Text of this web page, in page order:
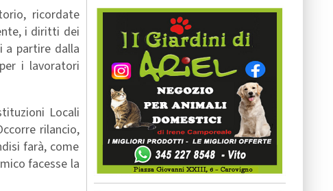
ricordate
i diritti dei
a partire dalla
i lavoratori
Locali
rilancio,
farà, come
facesse la